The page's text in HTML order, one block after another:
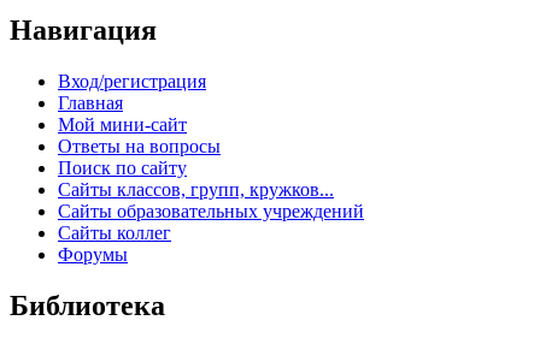
Навигация
Вход/регистрация
Главная
Мой мини-сайт
Ответы на вопросы
Поиск по сайту
Сайты классов, групп, кружков...
Сайты образовательных учреждений
Сайты коллег
Форумы
Библиотека